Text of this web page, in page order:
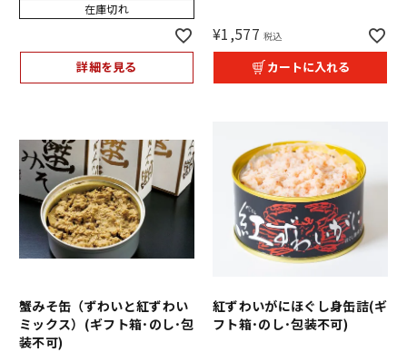
在庫切れ
詳細を見る
¥1,577 税込
カートに入れる
蟹みそ缶（ずわいと紅ずわい
ミックス）(ギフト箱･のし･包
装不可)
紅ずわいがにほぐし身缶詰(ギ
フト箱･のし･包装不可)